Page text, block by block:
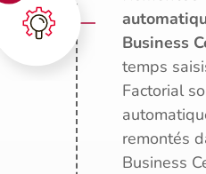
Business
temps
Factorial
remontés
Business